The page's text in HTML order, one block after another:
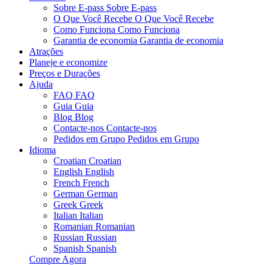
Sobre E-pass Sobre E-pass
O Que Você Recebe O Que Você Recebe
Como Funciona Como Funciona
Garantia de economia Garantia de economia
Atrações
Planeje e economize
Preços e Durações
Ajuda
FAQ FAQ
Guia Guia
Blog Blog
Contacte-nos Contacte-nos
Pedidos em Grupo Pedidos em Grupo
Idioma
Croatian Croatian
English English
French French
German German
Greek Greek
Italian Italian
Romanian Romanian
Russian Russian
Spanish Spanish
Compre Agora